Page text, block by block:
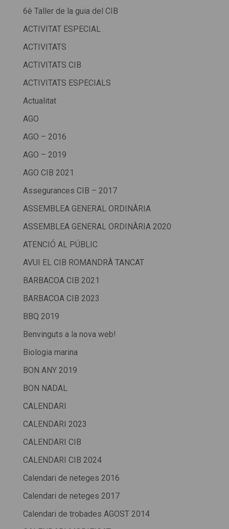
6è Taller de la guia del CIB
ACTIVITAT ESPECIAL
ACTIVITATS
ACTIVITATS CIB
ACTIVITATS ESPECIALS
Actualitat
AGO
AGO – 2016
AGO – 2019
AGO CIB 2021
Assegurances CIB – 2017
ASSEMBLEA GENERAL ORDINÀRIA
ASSEMBLEA GENERAL ORDINÀRIA 2020
ATENCIÓ AL PÚBLIC
AVUI EL CIB ROMANDRÀ TANCAT
BARBACOA CIB 2021
BARBACOA CIB 2023
BBQ 2019
Benvinguts a la nova web!
Biologia marina
BON ANY 2019
BON NADAL
CALENDARI
CALENDARI 2023
CALENDARI CIB
CALENDARI CIB 2024
Calendari de neteges 2016
Calendari de neteges 2017
Calendari de trobades AGOST 2014